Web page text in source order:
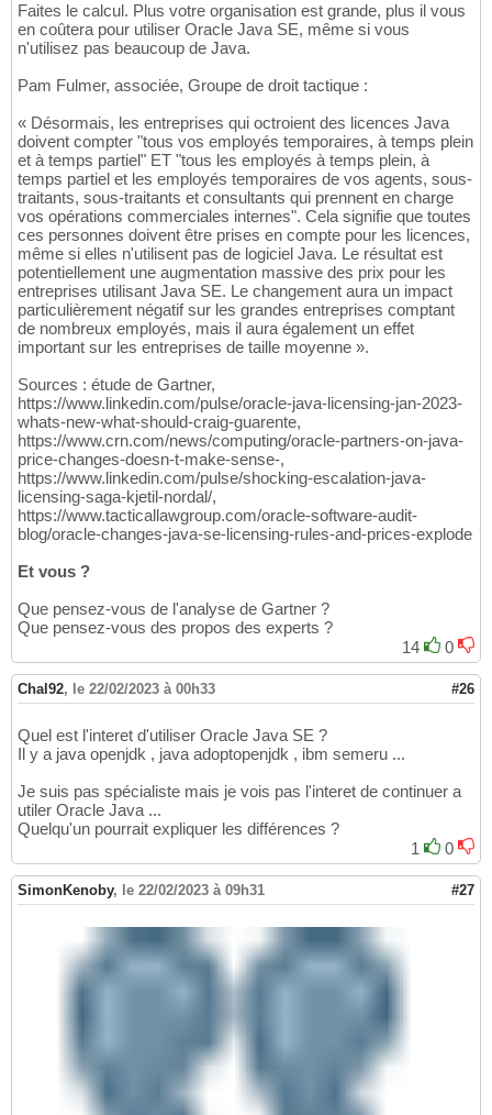
Faites le calcul. Plus votre organisation est grande, plus il vous
en coûtera pour utiliser Oracle Java SE, même si vous
n'utilisez pas beaucoup de Java.
Pam Fulmer, associée, Groupe de droit tactique :
« Désormais, les entreprises qui octroient des licences Java
doivent compter "tous vos employés temporaires, à temps plein
et à temps partiel" ET "tous les employés à temps plein, à
temps partiel et les employés temporaires de vos agents, sous-
traitants, sous-traitants et consultants qui prennent en charge
vos opérations commerciales internes". Cela signifie que toutes
ces personnes doivent être prises en compte pour les licences,
même si elles n'utilisent pas de logiciel Java. Le résultat est
potentiellement une augmentation massive des prix pour les
entreprises utilisant Java SE. Le changement aura un impact
particulièrement négatif sur les grandes entreprises comptant
de nombreux employés, mais il aura également un effet
important sur les entreprises de taille moyenne ».
Sources : étude de Gartner,
https://www.linkedin.com/pulse/oracle-java-licensing-jan-2023-
whats-new-what-should-craig-guarente,
https://www.crn.com/news/computing/oracle-partners-on-java-
price-changes-doesn-t-make-sense-,
https://www.linkedin.com/pulse/shocking-escalation-java-
licensing-saga-kjetil-nordal/,
https://www.tacticallawgroup.com/oracle-software-audit-
blog/oracle-changes-java-se-licensing-rules-and-prices-explode
Et vous ?
Que pensez-vous de l'analyse de Gartner ?
Que pensez-vous des propos des experts ?
14
0
Chal92, le 22/02/2023 à 00h33 #26
Quel est l'interet d'utiliser Oracle Java SE ?
Il y a java openjdk , java adoptopenjdk , ibm semeru ...
Je suis pas spécialiste mais je vois pas l'interet de continuer a
utiler Oracle Java ...
Quelqu'un pourrait expliquer les différences ?
1
0
SimonKenoby, le 22/02/2023 à 09h31 #27